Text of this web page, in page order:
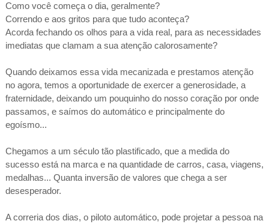
Como você começa o dia, geralmente?
Correndo e aos gritos para que tudo aconteça?
Acorda fechando os olhos para a vida real, para as necessidades
imediatas que clamam a sua atenção calorosamente?
Quando deixamos essa vida mecanizada e prestamos atenção
no agora, temos a oportunidade de exercer a generosidade, a
fraternidade, deixando um pouquinho do nosso coração por onde
passamos, e saímos do automático e principalmente do
egoísmo...
Chegamos a um século tão plastificado, que a medida do
sucesso está na marca e na quantidade de carros, casa, viagens,
medalhas... Quanta inversão de valores que chega a ser
desesperador.
A correria dos dias, o piloto automático, pode projetar a pessoa na